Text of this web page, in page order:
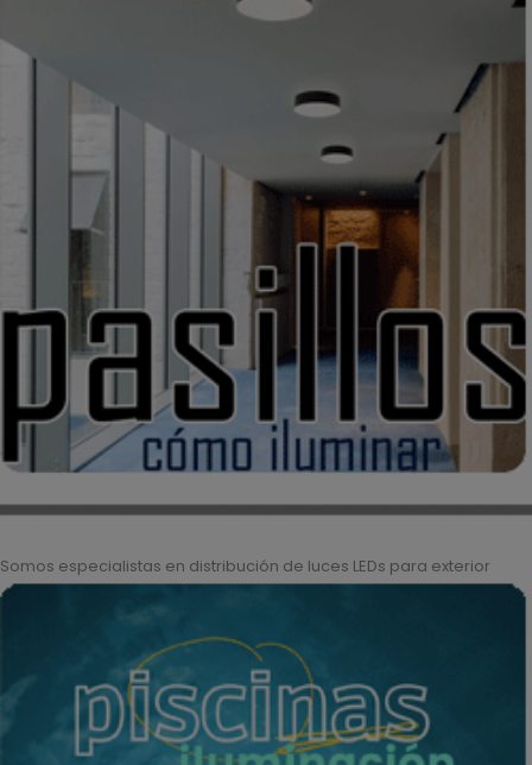
Somos especialistas en distribución de luces LEDs para exterior